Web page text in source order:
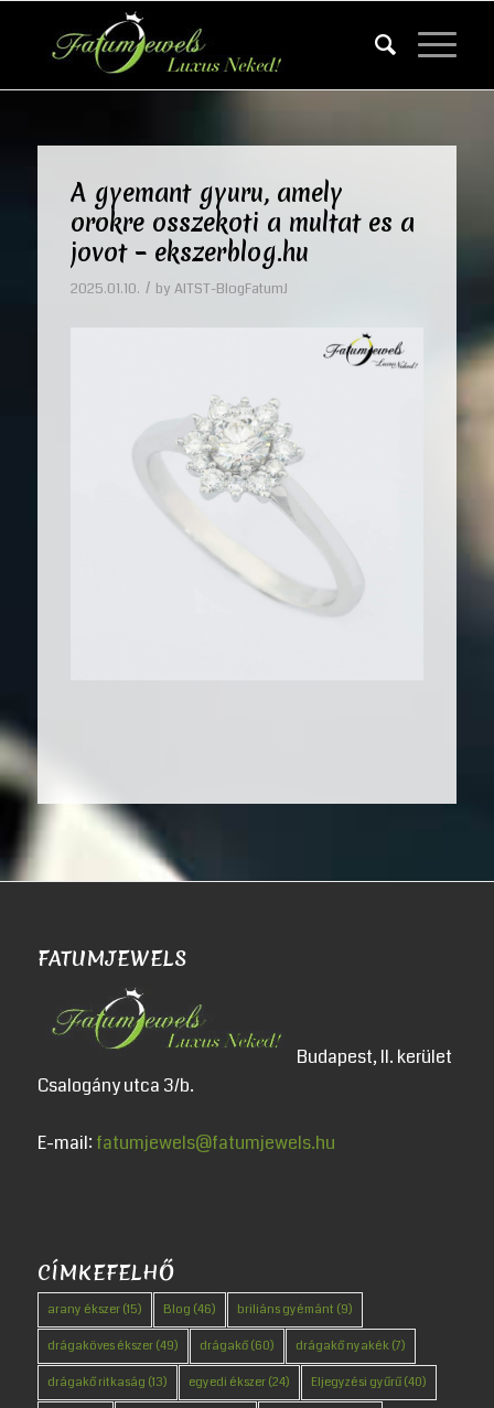
A gyemant gyuru, amely
orokre osszekoti a multat es a
jovot – ekszerblog.hu
2025.01.10. / by AITST-BlogFatumJ
FATUMJEWELS
Budapest, II. kerület
Csalogány utca 3/b.
E-mail: fatumjewels@fatumjewels.hu
CÍMKEFELHŐ
arany ékszer(15) Blog (46) briliáns gyémánt (9)
drágaköves ékszer(49) drágakő(60) drágakő nyakék(7)
drágakő ritkaság (13) egyedi ékszer(24) Eljegyzési gyűrű(40)